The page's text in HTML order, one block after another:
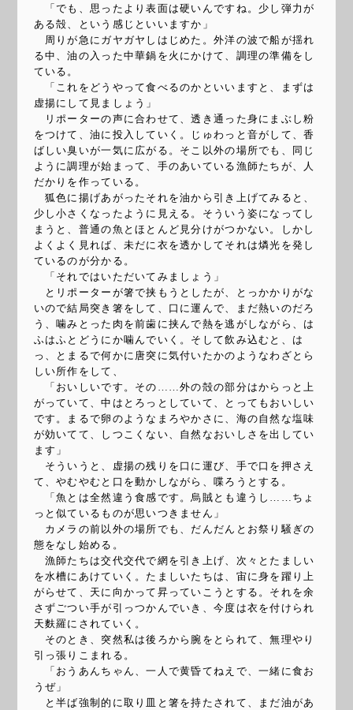
「でも、思ったより表面は硬いんですね。少し弾力が
ある殻、という感じといいますか」
周りが急にガヤガヤしはじめた。外洋の波で船が揺れ
る中、油の入った中華鍋を火にかけて、調理の準備をし
ている。
「これをどうやって食べるのかといいますと、まずは
虚揚にして見ましょう」
リポーターの声に合わせて、透き通った身にまぶし粉
をつけて、油に投入していく。じゅわっと音がして、香
ばしい臭いが一気に広がる。そこ以外の場所でも、同じ
ように調理が始まって、手のあいている漁師たちが、人
だかりを作っている。
狐色に揚げあがったそれを油から引き上げてみると、
少し小さくなったように見える。そういう姿になってし
まうと、普通の魚とほとんど見分けがつかない。しかし
よくよく見れば、未だに衣を透かしてそれは燐光を発し
ているのが分かる。
「それではいただいてみましょう」
とリポーターが箸で挟もうとしたが、とっかかりがな
いので結局突き箸をして、口に運んで、まだ熱いのだろ
う、噛みとった肉を前歯に挟んで熱を逃がしながら、は
ふはふとどうにか噛んでいく。そして飲み込むと、は
っ、とまるで何かに唐突に気付いたかのようなわざとら
しい所作をして、
「おいしいです。その……外の殻の部分はからっと上
がっていて、中はとろっとしていて、とってもおいしい
です。まるで卵のようなまろやかさに、海の自然な塩味
が効いてて、しつこくない、自然なおいしさを出してい
ます」
そういうと、虚揚の残りを口に運び、手で口を押さえ
て、やむやむと口を動かしながら、喋ろうとする。
「魚とは全然違う食感です。烏賊とも違うし……ちょ
っと似ているものが思いつきません」
カメラの前以外の場所でも、だんだんとお祭り騒ぎの
態をなし始める。
漁師たちは交代交代で網を引き上げ、次々とたましい
を水槽にあけていく。たましいたちは、宙に身を躍り上
がらせて、天に向かって昇っていこうとする。それを余
さずごつい手が引っつかんでいき、今度は衣を付けられ
天麩羅にされていく。
そのとき、突然私は後ろから腕をとられて、無理やり
引っ張りこまれる。
「おうあんちゃん、一人で黄昏てねえで、一緒に食お
うぜ」
と半ば強制的に取り皿と箸を持たされて、まだ油があ